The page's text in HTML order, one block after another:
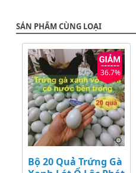
SẢN PHẨM CÙNG LOẠI
36.7%
Bộ 20 Quả Trứng Gà